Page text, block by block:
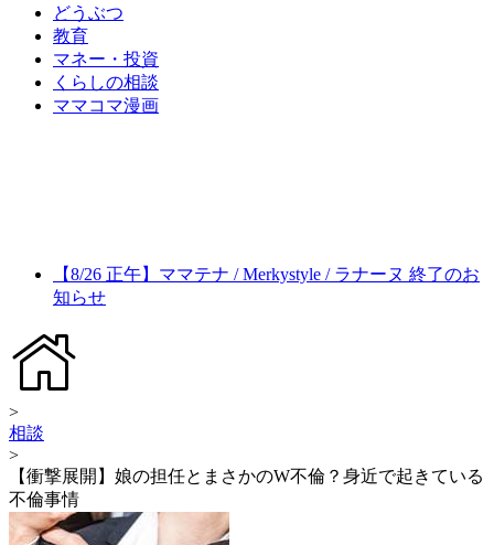
どうぶつ
教育
マネー・投資
くらしの相談
ママコマ漫画
【8/26 正午】ママテナ / Merkystyle / ラナーヌ 終了のお
知らせ
>
相談
>
【衝撃展開】娘の担任とまさかのW不倫？身近で起きている
不倫事情